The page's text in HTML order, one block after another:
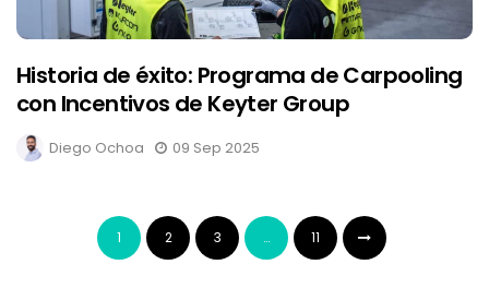
Historia de éxito: Programa de Carpooling
con Incentivos de Keyter Group
Diego Ochoa 09 Sep 2025
1 2 3 … 11